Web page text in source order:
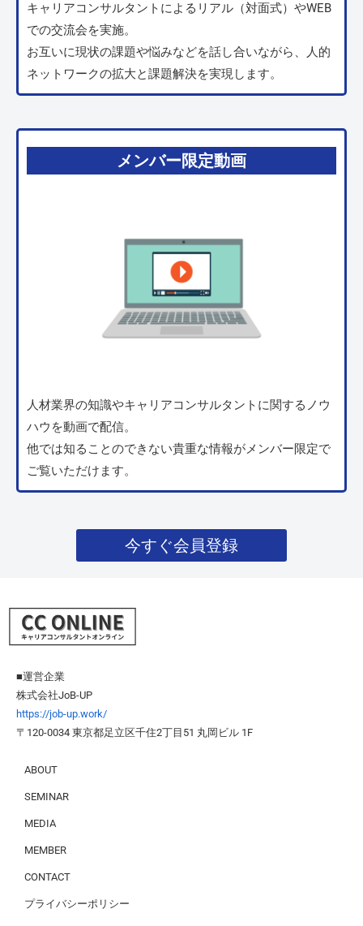
キャリアコンサルタントによるリアル（対面式）やWEB
での交流会を実施。
お互いに現状の課題や悩みなどを話し合いながら、人的
ネットワークの拡大と課題解決を実現します。
メンバー限定動画
人材業界の知識やキャリアコンサルタントに関するノウ
ハウを動画で配信。
他では知ることのできない貴重な情報がメンバー限定で
ご覧いただけます。
今すぐ会員登録
■運営企業
株式会社JoB-UP
https://job-up.work/
〒120-0034 東京都足立区千住2丁目51 丸岡ビル 1F
ABOUT
SEMINAR
MEDIA
MEMBER
CONTACT
プライバシーポリシー